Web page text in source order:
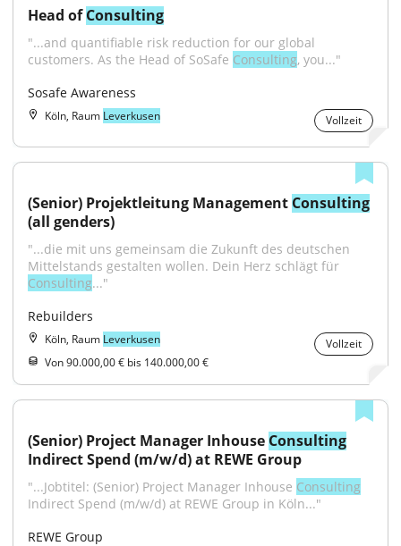
Head of Consulting
"...and quantifiable risk reduction for our global
customers. As the Head of SoSafe Consulting, you..."
Sosafe Awareness
Köln, Raum Leverkusen Vollzeit
(Senior) Projektleitung Management Consulting
(all genders)
"...die mit uns gemeinsam die Zukunft des deutschen
Consulting..."
Rebuilders
Köln, Raum Leverkusen
Vollzeit
Von 90.000,00 € bis 140.000,00 €
(Senior) Project Manager Inhouse Consulting
Indirect Spend (m/w/d) at REWE Group
"...Jobtitel: (Senior) Project Manager Inhouse Consulting
Indirect Spend (m/w/d) at REWE Group in Köln..."
REWE Group